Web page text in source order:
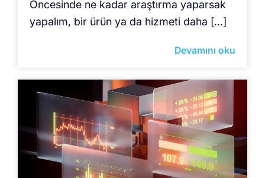
Öncesinde ne kadar araştırma yaparsak
yapalım, bir ürün ya da hizmeti daha […]
Devamını oku